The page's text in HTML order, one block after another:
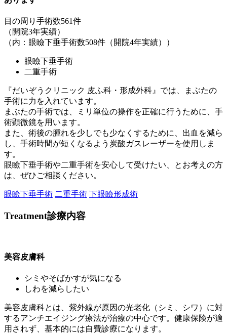
目の周り手術数561件
（開院3年実績）
（内：眼瞼下垂手術数508件（開院4年実績））
眼瞼下垂手術
二重手術
『だいぞうクリニック 皮ふ科・形成外科』では、まぶたの
手術に力を入れています。
まぶたの手術では、ミリ単位の操作を正確に行うために、手
術顕微鏡を用います。
また、術後の腫れを少しでも少なくするために、出血を減ら
し、手術時間が短くなるよう炭酸ガスレーザーを使用しま
す。
眼瞼下垂手術や二重手術を安心して受けたい、とお考えの方
は、ぜひご相談ください。
眼瞼下垂手術 二重手術 下眼瞼形成術
Treatment診療内容
美容皮膚科
シミやそばかすが気になる
しわを減らしたい
美容皮膚科とは、紫外線が原因の光老化（シミ、シワ）に対
するアンチエイジング療法が治療の中心です。健康保険が適
用されず、基本的には自費診療になります。